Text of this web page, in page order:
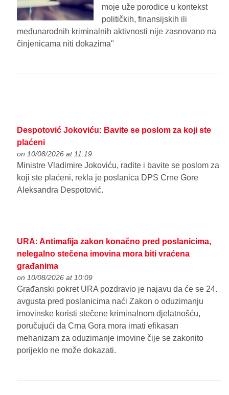
moje uže porodice u kontekst
političkih, finansijskih ili
međunarodnih kriminalnih aktivnosti nije zasnovano na
činjenicama niti dokazima"
Despotović Jokoviću: Bavite se poslom za koji ste
plaćeni
on 10/08/2026 at 11:19
Ministre Vladimire Jokoviću, radite i bavite se poslom za
koji ste plaćeni, rekla je poslanica DPS Crne Gore
Aleksandra Despotović.
URA: Antimafija zakon konačno pred poslanicima,
nelegalno stečena imovina mora biti vraćena
građanima
on 10/08/2026 at 10:09
Građanski pokret URA pozdravio je najavu da će se 24.
avgusta pred poslanicima naći Zakon o oduzimanju
imovinske koristi stečene kriminalnom djelatnošću,
poručujući da Crna Gora mora imati efikasan
mehanizam za oduzimanje imovine čije se zakonito
porijeklo ne može dokazati.